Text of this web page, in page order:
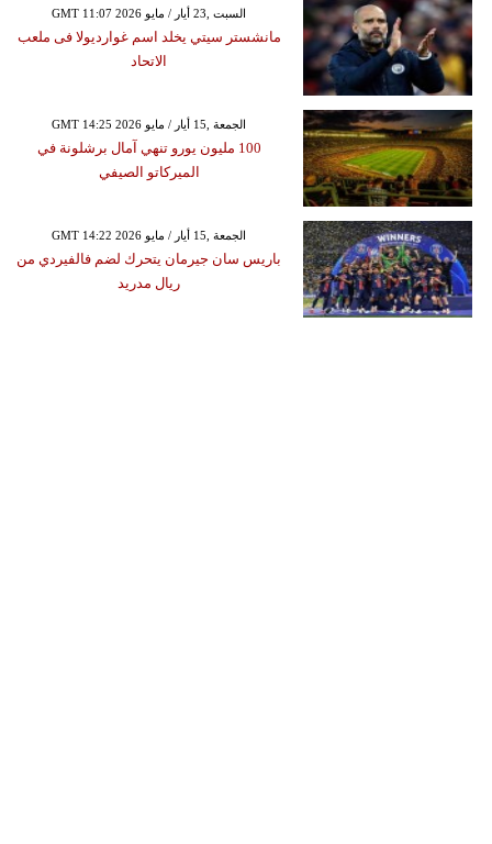
GMT 11:07 2026 السبت ,23 أيار / مايو
مانشستر سيتي يخلد اسم غوارديولا فى ملعب
الاتحاد
GMT 14:25 2026 الجمعة ,15 أيار / مايو
100 مليون يورو تنهي آمال برشلونة في
الميركاتو الصيفي
GMT 14:22 2026 الجمعة ,15 أيار / مايو
باريس سان جيرمان يتحرك لضم فالفيردي من
ريال مدريد